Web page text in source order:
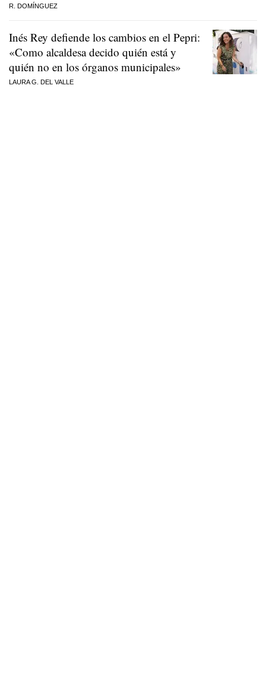
R. DOMÍNGUEZ
Inés Rey defiende los cambios en el Pepri:
«Como alcaldesa decido quién está y
quién no en los órganos municipales»
LAURA G. DEL VALLE